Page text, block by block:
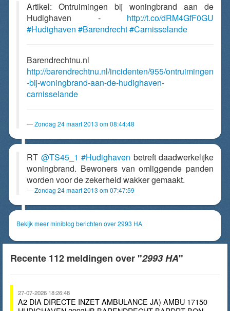
Artikel: Ontruimingen bij woningbrand aan de
Hudighaven - http://t.co/dRM4GfF0GU
#Hudighaven #Barendrecht#Carnisselande
Barendrechtnu.nl
http://barendrechtnu.nl/incidenten/955/ontruimingen
-bij-woningbrand-aan-de-hudighaven-
carnisselande
Zondag 24 maart 2013 om 08:44:48
RT @TS45_1 #Hudighaven betreft daadwerkelijke
woningbrand. Bewoners van omliggende panden
worden voor de zekerheid wakker gemaakt.
Zondag 24 maart 2013 om 07:47:59
Bekijk meer miniblog berichten over 2993 HA
Recente 112 meldingen over "2993 HA"
27-07-2026 18:26:48
A2 DIA DIRECTE INZET AMBULANCE JA) AMBU 17150